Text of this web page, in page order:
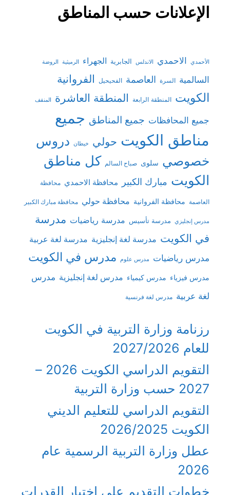
الإعلانات حسب المناطق
الأحمدي الاحمدي الاندلس الجابرية الجهراء الرميثية الروضة
السالمية السرة العاصمة الفحيحيل الفروانية
الكويت المنطقة الرابعة المنطقة العاشرة المنقف
جميع المحافظات جميع المناطق جميع
مناطق الكويت حولي خيطان دروس
خصوصي سلوى صباح السالم كل مناطق
الكويت مبارك الكبير محافظة الاحمدي محافظة
العاصمة محافظة الفروانية محافظة حولي محافظة مبارك الكبير
مدرس إنجليزي مدرسة تأسيس مدرسة رياضيات مدرسة
في الكويت مدرسة لغة إنجليزية مدرسة لغة عربية
مدرس رياضيات مدرس علوم مدرس في الكويت
مدرس فيزياء مدرس كيمياء مدرس لغة إنجليزية مدرس
لغة عربية مدرس لغة فرنسية
رزنامة وزارة التربية في الكويت
للعام 2027/2026
التقويم الدراسي الكويت 2026 –
2027 حسب وزارة التربية
التقويم الدراسي للتعليم الديني
الكويت 2026/2025
عطل وزارة التربية الرسمية عام
2026
خطوات التقديم على اختبار القدرات